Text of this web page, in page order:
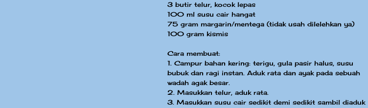
3 butir telur, kocok lepas
100 ml susu cair hangat
75 gram margarin/mentega (tidak usah dilelehkan ya)
100 gram kismis
Cara membuat:
1. Campur bahan kering: terigu, gula pasir halus, susu
bubuk dan ragi instan. Aduk rata dan ayak pada sebuah
wadah agak besar.
2. Masukkan telur, aduk rata.
3. Masukkan susu cair sedikit demi sedikit sambil diaduk